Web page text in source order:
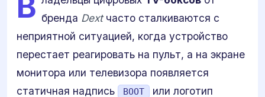
бренда Dextчасто сталкиваются с
неприятной ситуацией, когда устройство
перестает реагировать на пульт, а на экране
монитора или телевизора появляется
статичная надпись
BOOT
или логотип